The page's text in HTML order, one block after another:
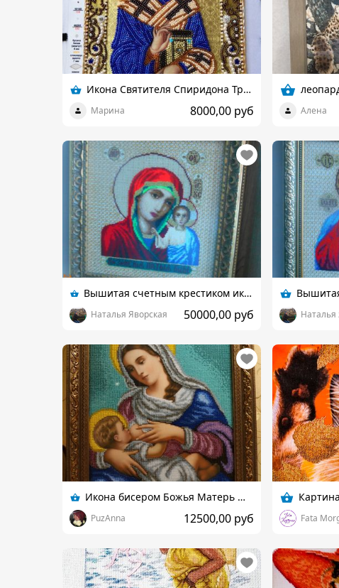
Икона Святителя Спиридона Тримифунтского
Марина 8000,00 руб Алена
Вышитая счетным крестиком икона Казанской Богородицы
Наталья Яворская 50000,00 руб Наталья
Икона бисером Божья Матерь Млекопитательница
PuzAnna 12500,00 руб Fata